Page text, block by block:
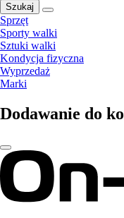
Szukaj
Sprzęt
Sporty walki
Sztuki walki
Kondycja fizyczna
Wyprzedaż
Marki
Dodawanie do